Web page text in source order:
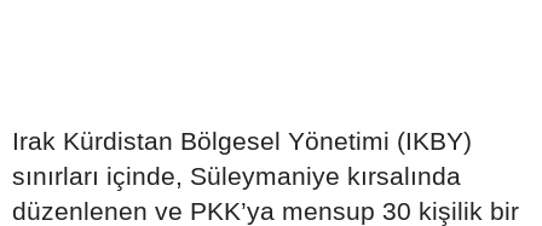
Irak Kürdistan Bölgesel Yönetimi (IKBY)
sınırları içinde, Süleymaniye kırsalında
düzenlenen ve PKK’ya mensup 30 kişilik bir